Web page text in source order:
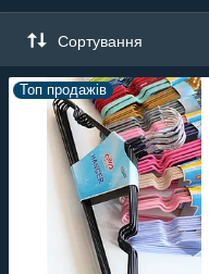
Сортування
Топ продажів